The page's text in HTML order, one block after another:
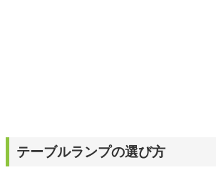
テーブルランプの選び方